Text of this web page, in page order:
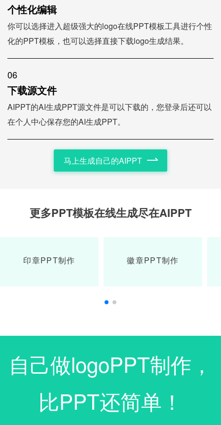
个性化编辑
你可以选择进入超级强大的logo在线PPT模板工具进行个性
化的PPT模板，也可以选择直接下载logo生成结果。
06
下载源文件
AIPPT的AI生成PPT源文件是可以下载的，您登录后还可以
在个人中心保存您的AI生成PPT。
马上生成自己的AIPPT
更多PPT模板在线生成尽在AIPPT
印章PPT制作 徽章PPT制作
自己做logoPPT制作，
比PPT还简单！